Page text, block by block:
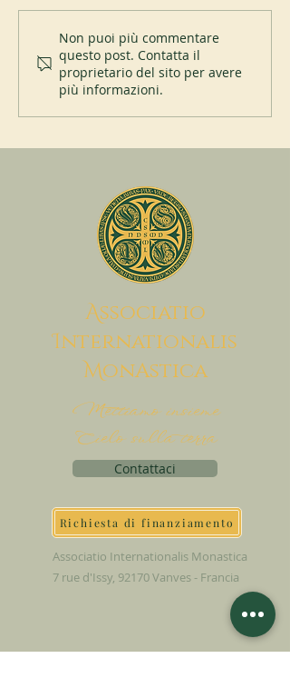
Giubileo del monastero di
Itatinga (Brasile)
Non puoi più commentare
questo post. Contatta il
proprietario del sito per avere
più informazioni.
Associatio
Internationalis
MonAstica
Mettiamo insieme
Cielo sulla terra
Contattaci
Richiesta di finanziamento
Associatio Internationalis Monastica
7 rue d'Issy, 92170 Vanves - Francia